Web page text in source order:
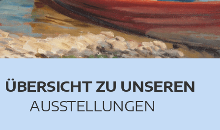
ÜBERSICHT ZU UNSEREN
AUSSTELLUNGEN